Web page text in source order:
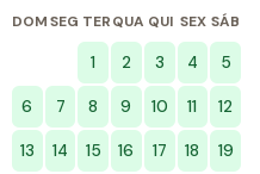
DOMSEG TERQUA QUI SEX SÁB
1 2 3 4 5
6 7 8 9 10 11 12
13 14 15 16 17 18 19